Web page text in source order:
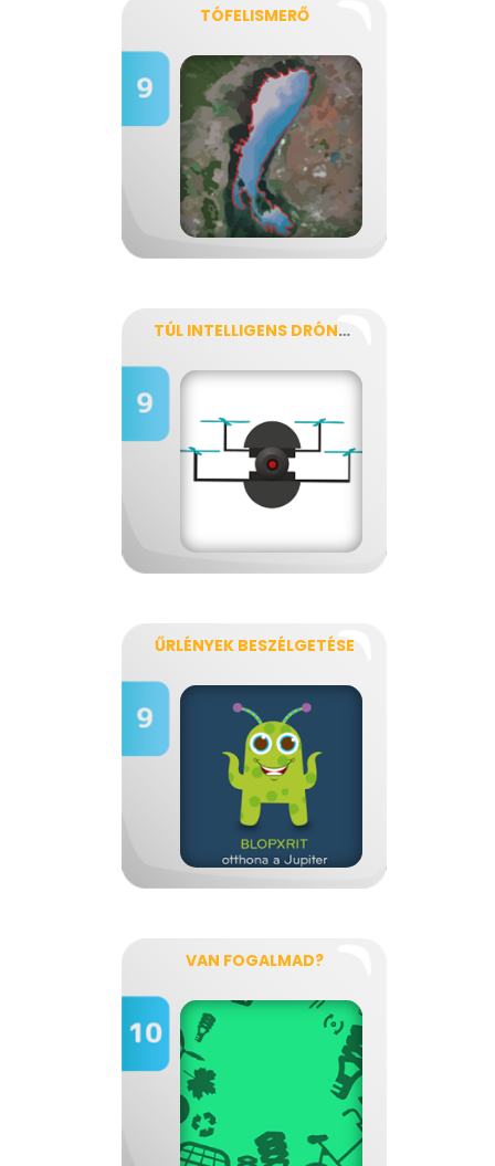
TÓFELISMERŐ
TÚL INTELLIGENS DRÓNOK
ŰRLÉNYEK BESZÉLGETÉSE
VAN FOGALMAD?